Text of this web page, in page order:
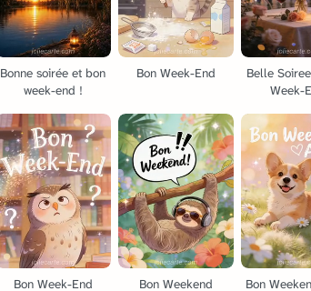
Bonne soirée et bon
week-end !
Bon Week-End
Belle
Week-
Bon Week-End Bon Weekend Bon